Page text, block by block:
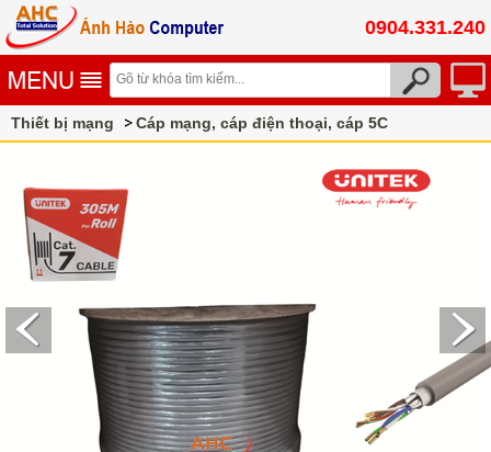
0904.331.240
Thiết bị mạng Cáp mạng, cáp điện thoại, cáp 5C